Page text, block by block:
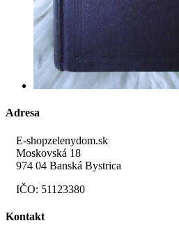
Adresa
E-shopzelenydom.sk
Moskovská 18
974 04 Banská Bystrica
IČO: 51123380
Kontakt